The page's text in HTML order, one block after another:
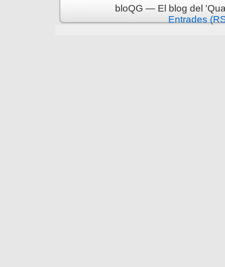
bloQG — El blog del
Entrades